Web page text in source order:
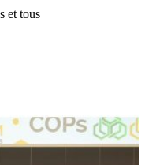
et tous